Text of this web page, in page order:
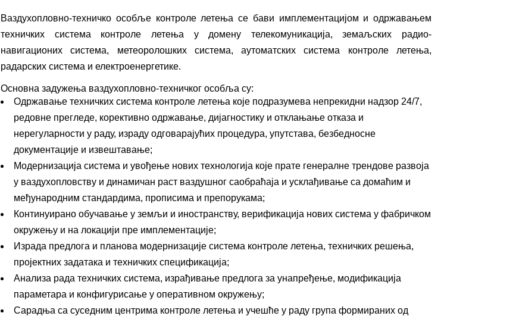
Ваздухопловно-техничко особље контроле летења се бави имплементацијом и одржавањем
техничких система контроле летења у домену телекомуникација, земаљских радио-
навигационих система, метеоролошких система, аутоматских система контроле летења,
радарских система и електроенергетике.
Основна задужења ваздухопловно-техничког особља су:
Одржавање техничких система контроле летења које подразумева непрекидни надзор 24/7,
редовне прегледе, корективно одржавање, дијагностику и отклањање отказа и
нерегуларности у раду, израду одговарајућих процедура, упутстава, безбедносне
документације и извештавање;
Модернизација система и увођење нових технологија које прате генералне трендове развоја
у ваздухопловству и динамичан раст ваздушног саобраћаја и усклађивање са домаћим и
међународним стандардима, прописима и препорукама;
Континуирано обучавање у земљи и иностранству, верификација нових система у фабричком
окружењу и на локацији пре имплементације;
Израда предлога и планова модернизације система контроле летења, техничких решења,
пројектних задатака и техничких спецификација;
Анализа рада техничких система, израђивање предлога за унапређење, модификација
параметара и конфигурисање у оперативном окружењу;
Сарадња са суседним центрима контроле летења и учешће у раду група формираних од